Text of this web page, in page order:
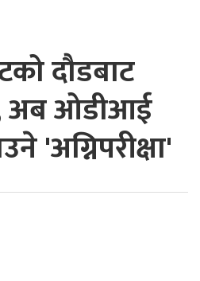
दौडबाट
अब ओडीआई
'अग्निपरीक्षा'